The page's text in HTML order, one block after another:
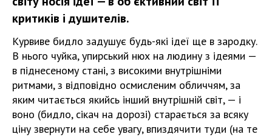
критиків і душителів.
Курвиве бидло задушує будь-які ідеї ще в зародку.
В нього чуйка, упирський нюх на людину з ідеями —
в піднесеному стані, з високими внутрішніми
ритмами, з відповідно осмисленим обличчям, за
яким читається якийсь інший внутрішній світ, — і
воно (бидло, сікач на дорозі) старається за всяку
ціну звернути на себе увагу, впиздячити туди (на те